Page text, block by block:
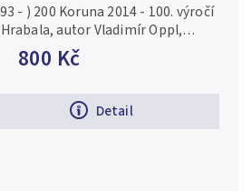
800 Kč
Detail
- ) 200 Koruna 2014 - 100. výročí
autor Vladimír Oppl,
certifikát, běžná kvalita Ag 0,925,